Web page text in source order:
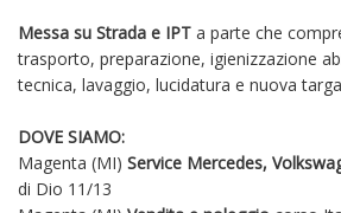
Messa su Strada e IPT a parte che
trasporto, preparazione, igienizzazione
tecnica, lavaggio, lucidatura e nuova
DOVE SIAMO:
Magenta (MI) Service Mercedes,
di Dio 11/13